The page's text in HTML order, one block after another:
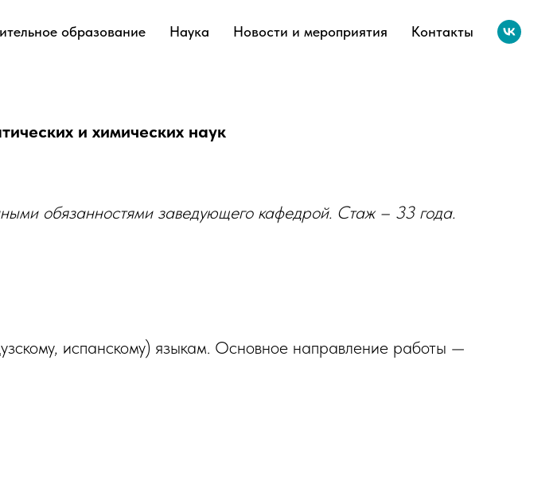
образование Наука Новости и мероприятия Контакты
и химических наук
обязанностями заведующего кафедрой. Стаж – 33 года.
испанскому) языкам. Основное направление работы —